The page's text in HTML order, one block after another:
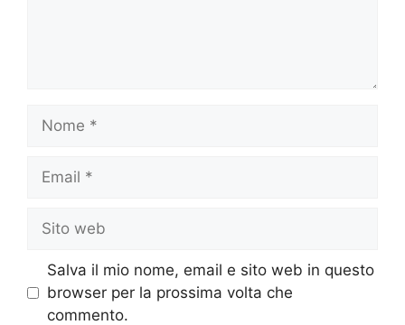
web
Salva il mio nome, email e sito web in questo
browser per la prossima volta che
commento.